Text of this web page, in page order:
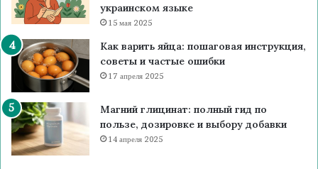
украинском языке
15 мая 2025
Как варить яйца: пошаговая инструкция,
советы и частые ошибки
17 апреля 2025
Магний глицинат: полный гид по
пользе, дозировке и выбору добавки
14 апреля 2025